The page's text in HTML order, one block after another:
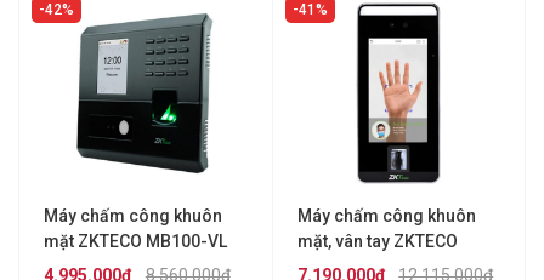
42%
Máy chấm công khuôn
mặt ZKTECO MB100-VL
8.560.000đ
4.995.000đ
41%
Máy chấm công khuôn
mặt, vân tay ZKTECO
SPEEDFACE-V5L-P12.115.000đ
7.190.000đ